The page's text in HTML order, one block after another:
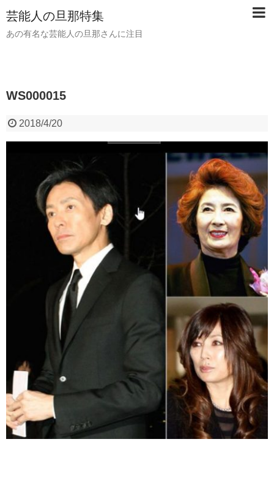
芸能人の旦那特集
あの有名な芸能人の旦那さんに注目
WS000015
2018/4/20